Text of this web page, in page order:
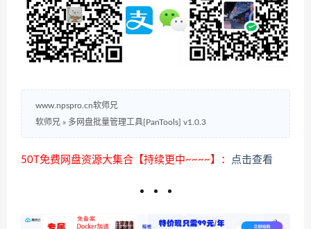
www.npspro.cn软师兄
软师兄 » 多网盘批量管理工具[PanTools] v1.0.3
50T免费网盘资源大集合【持续更中~~~~】： 点击查看